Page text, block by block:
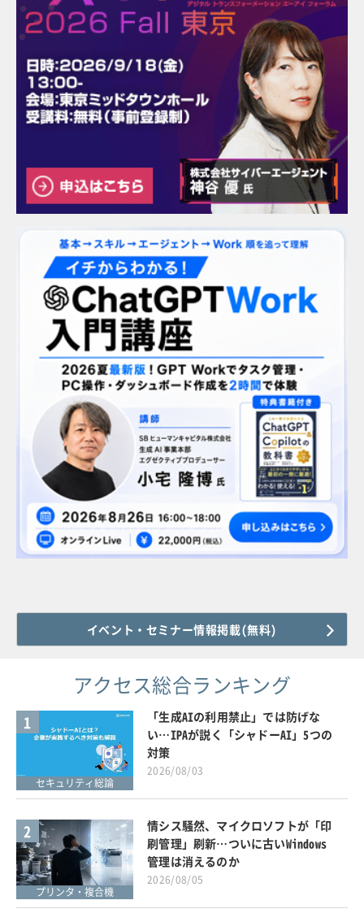
イベント・セミナー情報掲載(無料)
アクセス総合ランキング
1
セキュリティ総論
「生成AIの利用禁止」では防げな
い…IPAが説く「シャドーAI」5つの
対策
2026/08/03
2
プリンタ・複合機
情シス騒然、マイクロソフトが「印
刷管理」刷新…ついに古いWindows
管理は消えるのか
2026/08/05